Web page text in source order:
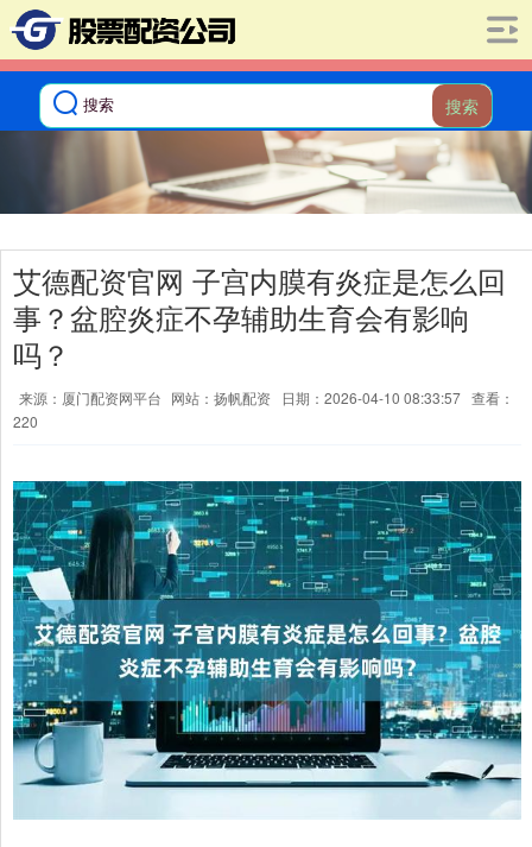
搜索
艾德配资官网 子宫内膜有炎症是怎么回
事？盆腔炎症不孕辅助生育会有影响
吗？
来源：厦门配资网平台 网站：扬帆配资 日期：2026-04-10 08:33:57 查看：
220